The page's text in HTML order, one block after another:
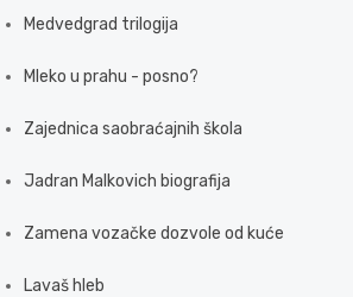
Medvedgrad trilogija
Mleko u prahu - posno?
Zajednica saobraćajnih škola
Jadran Malkovich biografija
Zamena vozačke dozvole od kuće
Lavaš hleb